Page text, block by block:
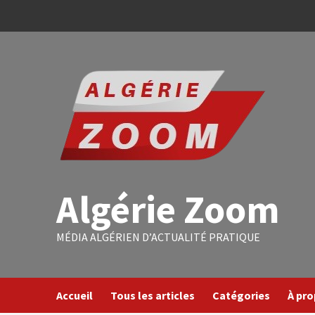
Algérie Zoom
MÉDIA ALGÉRIEN D’ACTUALITÉ PRATIQUE
Accueil Tous les articles Catégories À